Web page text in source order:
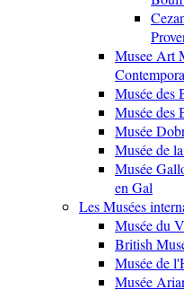
Musee Art
Musée des
Musée des
Musée
Musée de
Musée
en Gal
Les Musées
Musée du
British
Musée de
Musée